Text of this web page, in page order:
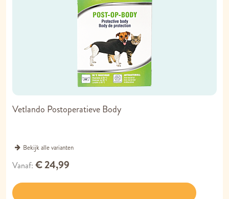
Vetlando Postoperatieve Body
Bekijk alle varianten
Vanaf € 24,99